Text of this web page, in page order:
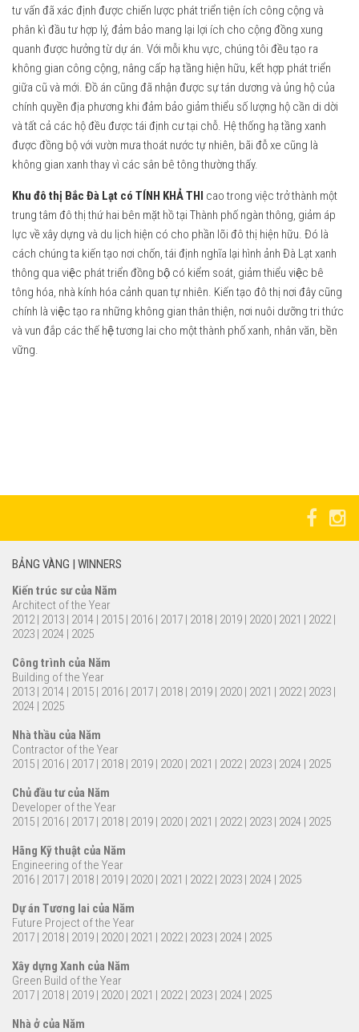
tư vấn đã xác định được chiến lược phát triển tiện ích công cộng và
phân kì đầu tư hợp lý, đảm bảo mang lại lợi ích cho cộng đồng xung
quanh được hưởng từ dự án. Với mỗi khu vực, chúng tôi đều tạo ra
không gian công cộng, nâng cấp hạ tầng hiện hữu, kết hợp phát triển
giữa cũ và mới. Đồ án cũng đã nhận được sự tán dương và ủng hộ của
chính quyền địa phương khi đảm bảo giảm thiểu số lượng hộ cần di dời
và tất cả các hộ đều được tái định cư tại chỗ. Hệ thống hạ tầng xanh
được đồng bộ với vườn mưa thoát nước tự nhiên, bãi đỗ xe cũng là
không gian xanh thay vì các sân bê tông thường thấy.
Khu đô thị Bắc Đà Lạt có TÍNH KHẢ THI cao trong việc trở thành một
trung tâm đô thị thứ hai bên mặt hồ tại Thành phố ngàn thông, giảm áp
lực về xây dựng và du lịch hiện có cho phần lõi đô thị hiện hữu. Đó là
cách chúng ta kiến tạo nơi chốn, tái định nghĩa lại hình ảnh Đà Lạt xanh
thông qua việc phát triển đồng bộ có kiểm soát, giảm thiểu việc bê
tông hóa, nhà kính hóa cảnh quan tự nhiên. Kiến tạo đô thị nơi đây cũng
chính là việc tạo ra những không gian thân thiện, nơi nuôi dưỡng tri thức
và vun đắp các thế hệ tương lai cho một thành phố xanh, nhân văn, bền
vững.
BẢNG VÀNG | WINNERS
Kiến trúc sư của Năm
Architect of the Year
2012| 2013 | 2014 | 2015 | 2016 | 2017 | 2018 | 2019 | 2020 | 2021 | 2022|
2023 | 2024 | 2025
Công trình của Năm
Building of the Year
2013 | 2014 | 2015 | 2016 | 2017 | 2018 | 2019 | 2020 | 2021 | 2022| 2023 |
2024 | 2025
Nhà thầu của Năm
Contractor of the Year
2015 | 2016 | 2017 | 2018 | 2019 | 2020 | 2021 | 2022| 2023 | 2024 | 2025
Chủ đầu tư của Năm
Developer of the Year
2015 | 2016 | 2017 | 2018 | 2019 | 2020 | 2021 | 2022| 2023 | 2024 | 2025
Hãng Kỹ thuật của Năm
Engineering of the Year
2016 | 2017 | 2018 | 2019 | 2020 | 2021 | 2022| 2023 | 2024 | 2025
Dự án Tương lai của Năm
Future Project of the Year
2017 | 2018 | 2019 | 2020 | 2021 | 2022| 2023 | 2024 | 2025
Xây dựng Xanh của Năm
Green Build of the Year
2017 | 2018 | 2019 | 2020 | 2021 | 2022| 2023 | 2024 | 2025
Nhà ở của Năm